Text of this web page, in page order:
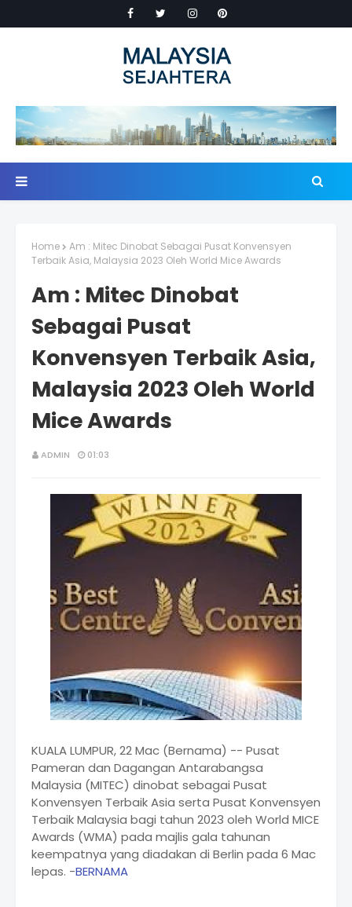
Home
Am : Mitec Dinobat Sebagai Pusat Konvensyen
Terbaik Asia, Malaysia 2023 Oleh World Mice Awards
Am : Mitec Dinobat
Sebagai Pusat
Konvensyen Terbaik Asia,
Malaysia 2023 Oleh World
Mice Awards
ADMIN 01:03
KUALA LUMPUR, 22 Mac (Bernama) -- Pusat
Pameran dan Dagangan Antarabangsa
Malaysia (MITEC) dinobat sebagai Pusat
Konvensyen Terbaik Asia serta Pusat Konvensyen
Terbaik Malaysia bagi tahun 2023 oleh World MICE
Awards (WMA) pada majlis gala tahunan
keempatnya yang diadakan di Berlin pada 6 Mac
lepas. -BERNAMA